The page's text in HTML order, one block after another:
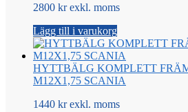
2800 kr exkl. moms
Lägg till i varukorg
HYTTBÄLG KOMPLETT
M12X1,75 SCANIA
1440 kr exkl. moms